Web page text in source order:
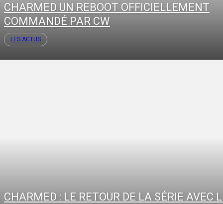
CHARMED UN REBOOT OFFICIELLEMENT
COMMANDÉ PAR CW
LES ACTUS
CHARMED : LE RETOUR DE LA SÉRIE AVEC